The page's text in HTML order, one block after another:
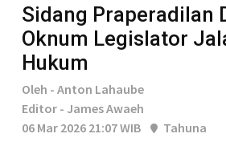
Sidang Praperadilan
Oknum Legislator
Hukum
Oleh - Anton Lahaube
Editor - James Awaeh
06 Mar 2026 21:07 WIB
Tahuna